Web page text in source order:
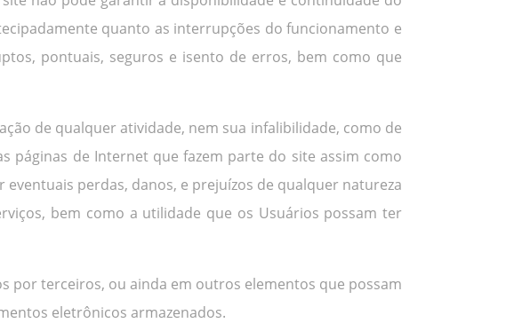
quanto as interrupções do funcionamento e
pontuais, seguros e isento de erros, bem como que
de qualquer atividade, nem sua infalibilidade, como de
páginas de Internet que fazem parte do site assim como
perdas, danos, e prejuízos de qualquer natureza
bem como a utilidade que os Usuários possam ter
por terceiros, ou ainda em outros elementos que possam
eletrônicos armazenados.